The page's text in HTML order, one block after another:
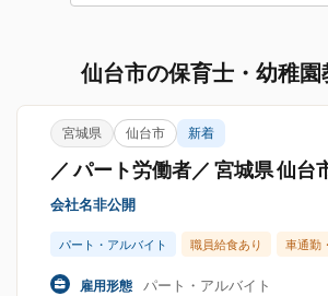
仙台市の保育士・幼稚園
宮城県 仙台市 新着
／ パート労働者／ 宮城県 仙台
会社名非公開
パート・アルバイト 職員給食あり 車通勤
雇用形態 パート・アルバイト